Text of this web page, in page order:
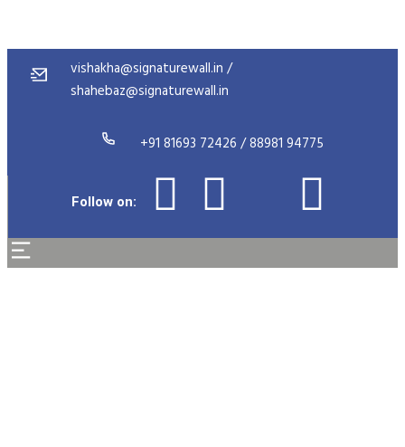
vishakha@signaturewall.in /
shahebaz@signaturewall.in
+91 81693 72426 / 88981 94775
Follow on: